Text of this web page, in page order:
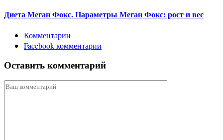
Диета Меган Фокс. Параметры Меган Фокс: рост и вес
Комментарии
Facebook комментарии
Оставить комментарий